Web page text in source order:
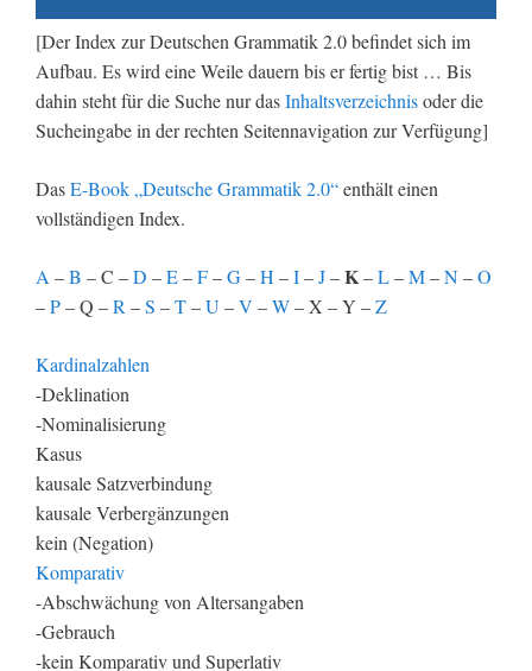
[Der Index zur Deutschen Grammatik 2.0 befindet sich im
Aufbau. Es wird eine Weile dauern bis er fertig bist … Bis
dahin steht für die Suche nur dasInhaltsverzeichnisoder die
Sucheingabe in der rechten Seitennavigation zur Verfügung]
DasE-Book „Deutsche Grammatik 2.0“enthält einen
vollständigen Index.
A –B – C –D –E–F–G–H –I–J–K–L–M–N–O
–P– Q –R –S –T–U –V –W– X – Y –Z
Kardinalzahlen
-Deklination
-Nominalisierung
Kasus
kausale Satzverbindung
kausale Verbergänzungen
kein (Negation)
Komparativ
-Abschwächung von Altersangaben
-Gebrauch
-kein Komparativ und Superlativ